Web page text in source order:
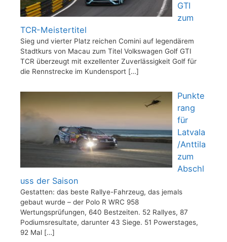
GTI
zum
TCR-Meistertitel
Sieg und vierter Platz reichen Comini auf legendärem
Stadtkurs von Macau zum Titel Volkswagen Golf GTI
TCR überzeugt mit exzellenter Zuverlässigkeit Golf für
die Rennstrecke im Kundensport […]
Punkte
rang
für
Latvala
/Anttila
zum
Abschl
uss der Saison
Gestatten: das beste Rallye-Fahrzeug, das jemals
gebaut wurde – der Polo R WRC 958
Wertungsprüfungen, 640 Bestzeiten. 52 Rallyes, 87
Podiumsresultate, darunter 43 Siege. 51 Powerstages,
92 Mal […]